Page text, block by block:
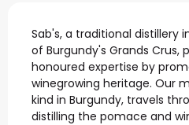
Beschrijving
Sab's, a traditional distillery
of Burgundy's Grands
honoured expertise by
winegrowing heritage. Our
kind in Burgundy, travels
distilling the pomace and